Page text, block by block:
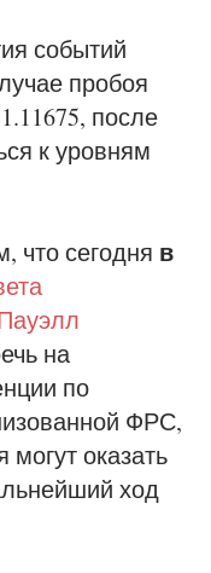
событий
пробоя
после
к уровням
что сегодня в
на
по
ФРС,
оказать
ход